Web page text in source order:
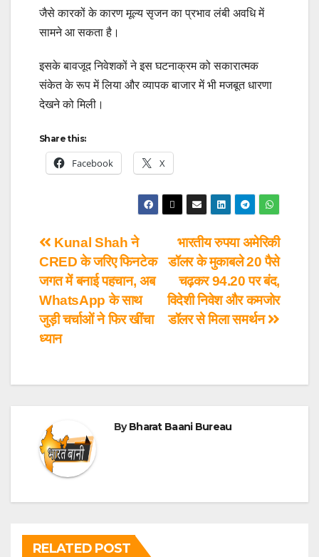
जैसे कारकों के कारण मूल्य सृजन का प्रभाव लंबी अवधि में
सामने आ सकता है।
इसके बावजूद निवेशकों ने इस घटनाक्रम को सकारात्मक
संकेत के रूप में लिया और व्यापक बाजार में भी मजबूत धारणा
देखने को मिली।
Share this:
Facebook X
भारतीय रुपया अमेरिकी
डॉलर के मुकाबले 20 पैसे
चढ़कर 94.20 पर बंद,
विदेशी निवेश और कमजोर
डॉलर से मिला समर्थन
Kunal Shah ने
CRED के जरिए फिनटेक
जगत में बनाई पहचान, अब
WhatsApp के साथ
जुड़ी चर्चाओं ने फिर खींचा
ध्यान
ByBharat Baani Bureau
RELATED POST